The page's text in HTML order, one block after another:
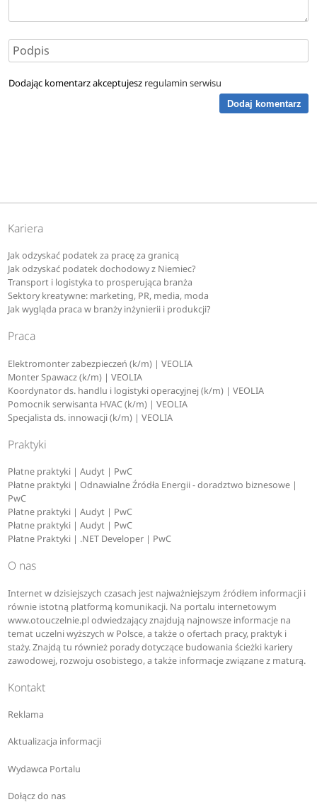
Dodając komentarz akceptujesz regulamin serwisu
Dodaj komentarz
Kariera
Jak odzyskać podatek za pracę za granicą
Jak odzyskać podatek dochodowy z Niemiec?
Transport i logistyka to prosperująca branża
Sektory kreatywne: marketing, PR, media, moda
Jak wygląda praca w branży inżynierii i produkcji?
Praca
Elektromonter zabezpieczeń (k/m) | VEOLIA
Monter Spawacz (k/m) | VEOLIA
Koordynator ds. handlu i logistyki operacyjnej (k/m) | VEOLIA
Pomocnik serwisanta HVAC (k/m) | VEOLIA
Specjalista ds. innowacji (k/m) | VEOLIA
Praktyki
Płatne praktyki | Audyt | PwC
Płatne praktyki | Odnawialne Źródła Energii - doradztwo biznesowe |
PwC
Płatne praktyki | Audyt | PwC
Płatne praktyki | Audyt | PwC
Płatne Praktyki | .NET Developer | PwC
O nas
Internet w dzisiejszych czasach jest najważniejszym źródłem informacji i
równie istotną platformą komunikacji. Na portalu internetowym
www.otouczelnie.pl odwiedzający znajdują najnowsze informacje na
temat uczelni wyższych w Polsce, a także o ofertach pracy, praktyk i
staży. Znajdą tu również porady dotyczące budowania ścieżki kariery
zawodowej, rozwoju osobistego, a także informacje związane z maturą.
Kontakt
Reklama
Aktualizacja informacji
Wydawca Portalu
Dołącz do nas